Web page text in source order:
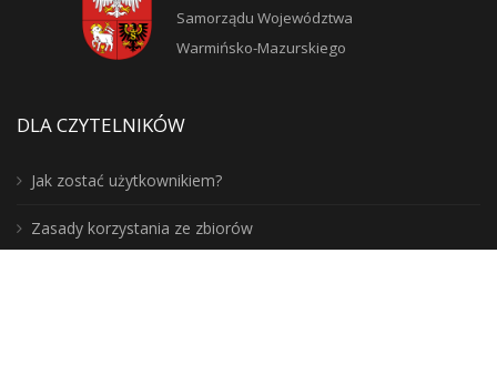
Samorządu Województwa
Warmińsko-Mazurskiego
DLA CZYTELNIKÓW
Jak zostać użytkownikiem?
Zasady korzystania ze zbiorów